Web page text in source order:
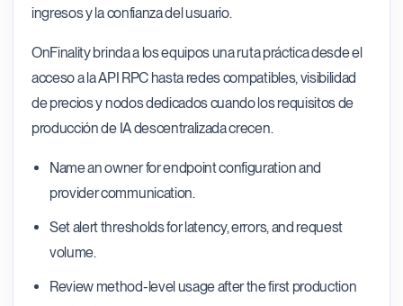
ingresos y la confianza del usuario.
OnFinality brinda a los equipos una ruta práctica desde el
acceso a la API RPC hasta redes compatibles, visibilidad
de precios y nodos dedicados cuando los requisitos de
producción de IA descentralizada crecen.
Name an owner for endpoint configuration and
provider communication.
Set alert thresholds for latency, errors, and request
volume.
Review method-level usage after the first production